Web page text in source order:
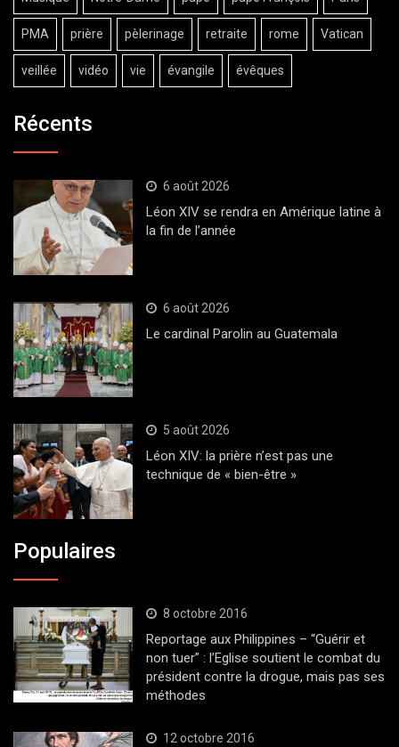
PMA prière pèlerinage retraite rome Vatican
veillée vidéo vie évangile évêques
Récents
6 août 2026
Léon XIV se rendra en Amérique latine à
la fin de l’année
6 août 2026
Le cardinal Parolin au Guatemala
5 août 2026
Léon XIV: la prière n’est pas une
technique de « bien-être »
Populaires
8 octobre 2016
Reportage aux Philippines – “Guérir et
non tuer” : l’Eglise soutient le combat du
président contre la drogue, mais pas ses
méthodes
12 octobre 2016